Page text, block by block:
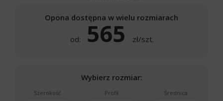
Opona dostępna w wielu rozmiarach
od: 565 zł/szt.
Wybierz rozmiar:
Szerokość Profil Średnica